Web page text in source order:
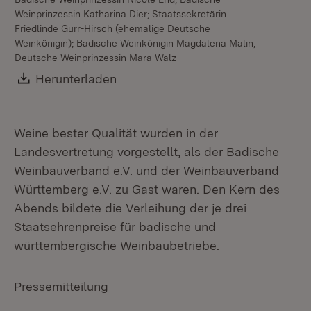
Weinprinzessin Katharina Dier; Staatssekretärin
Friedlinde Gurr-Hirsch (ehemalige Deutsche
Weinkönigin); Badische Weinkönigin Magdalena Malin,
Deutsche Weinprinzessin Mara Walz
Download:
Herunterladen
Weine bester Qualität wurden in der
Landesvertretung vorgestellt, als der Badische
Weinbauverband e.V. und der Weinbauverband
Württemberg e.V. zu Gast waren. Den Kern des
Abends bildete die Verleihung der je drei
Staatsehrenpreise für badische und
württembergische Weinbaubetriebe.
Pressemitteilung